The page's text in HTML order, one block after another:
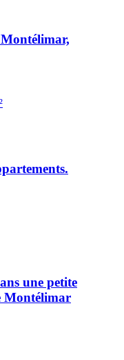
une petite
Montélimar